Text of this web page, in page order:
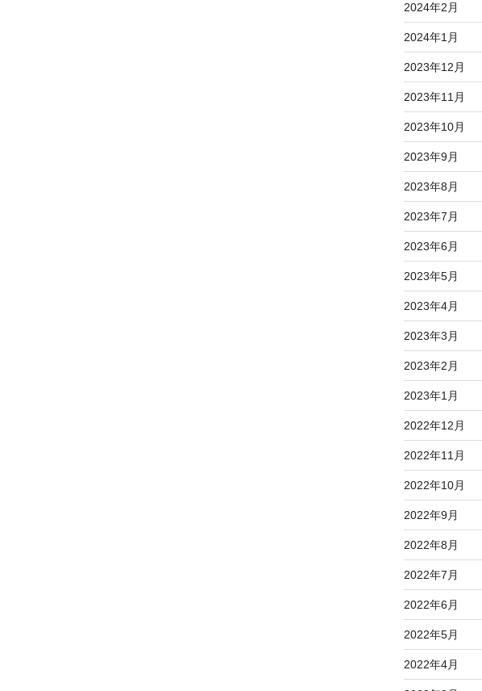
2024年2月
2024年1月
2023年12月
2023年11月
2023年10月
2023年9月
2023年8月
2023年7月
2023年6月
2023年5月
2023年4月
2023年3月
2023年2月
2023年1月
2022年12月
2022年11月
2022年10月
2022年9月
2022年8月
2022年7月
2022年6月
2022年5月
2022年4月